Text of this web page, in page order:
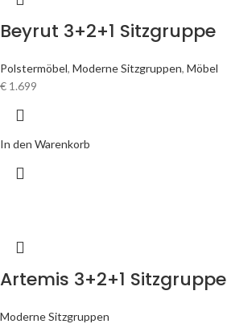
Beyrut 3+2+1 Sitzgruppe
Polstermöbel, Moderne Sitzgruppen, Möbel
€ 1.699
In den Warenkorb
Artemis 3+2+1 Sitzgruppe
Moderne Sitzgruppen